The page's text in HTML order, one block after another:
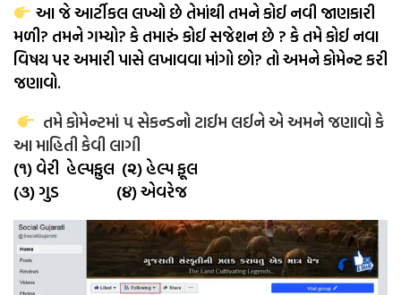
આ જે આર્ટીકલ લખ્યો છે તેમાંથી તમને કોઈ નવી જાણકારી
મળી? તમને ગમ્યો? કે તમારું કોઈ સજેશન છે ? કે તમે કોઈ નવા
વિષય પર અમારી પાસે લખાવવા માંગો છો? તો અમને કોમેન્ટ કરી
જણાવો.
તમે કોમેન્ટમાં ૫ સેકન્ડનો ટાઈમ લઈને એ અમને જણાવો કે
આ માહિતી કેવી લાગી
(૧) વેરી હેલ્પફુલ (૨) હેલ્પ ફૂલ
(૩) ગુડ (૪) એવરેજ